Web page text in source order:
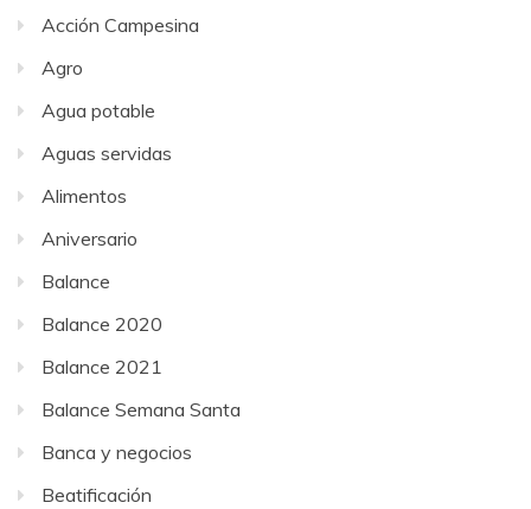
Acción Campesina
Agro
Agua potable
Aguas servidas
Alimentos
Aniversario
Balance
Balance 2020
Balance 2021
Balance Semana Santa
Banca y negocios
Beatificación